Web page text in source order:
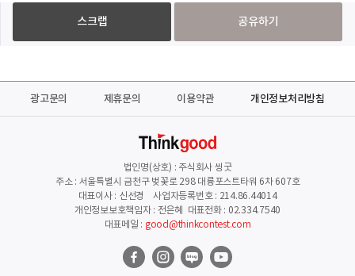
스크랩 공유하기
광고문의 제휴문의 이용약관 개인정보처리방침
법인명(상호) : 주식회사 씽굿
주소 : 서울특별시 금천구 벚꽃로 298 대륭포스트타워 6차 607호
대표이사 : 신선경 사업자등록번호 : 214.86.44014
개인정보보호책임자 : 전은혜 대표전화 : 02.334.7540
대표메일 : good@thinkcontest.com